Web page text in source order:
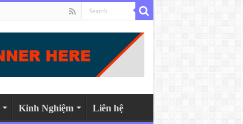
Kinh Nghiệm Liên hệ